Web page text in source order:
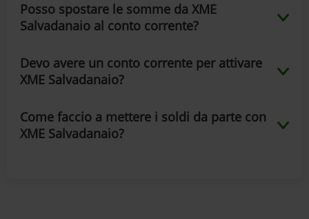
Posso spostare le somme da XME
Salvadanaio al conto corrente?
Devo avere un conto corrente per attivare
XME Salvadanaio?
Come faccio a mettere i soldi da parte con
XME Salvadanaio?